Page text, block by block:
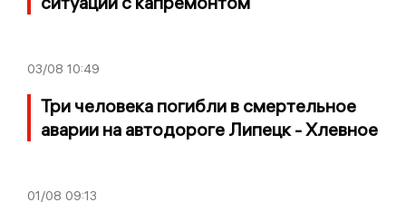
03/08 10:49
Три человека погибли в смертельное
аварии на автодороге Липецк - Хлевное
01/08 09:13